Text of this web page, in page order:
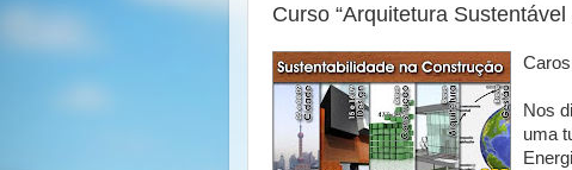
Curso “Arquitetura
Nos
uma